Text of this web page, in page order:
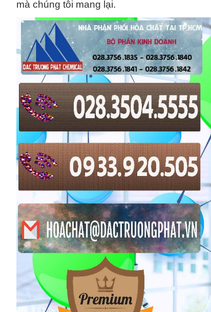
mà chúng tôi mang lại.